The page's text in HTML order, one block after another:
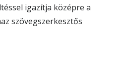
igazítja középre a
szövegszerkesztős